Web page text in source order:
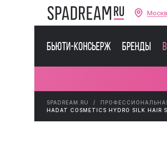
Бьюти-консьерж Бренды
SPADREAM.RU
HADAT COSMETICS HYDRO SILK HAIR